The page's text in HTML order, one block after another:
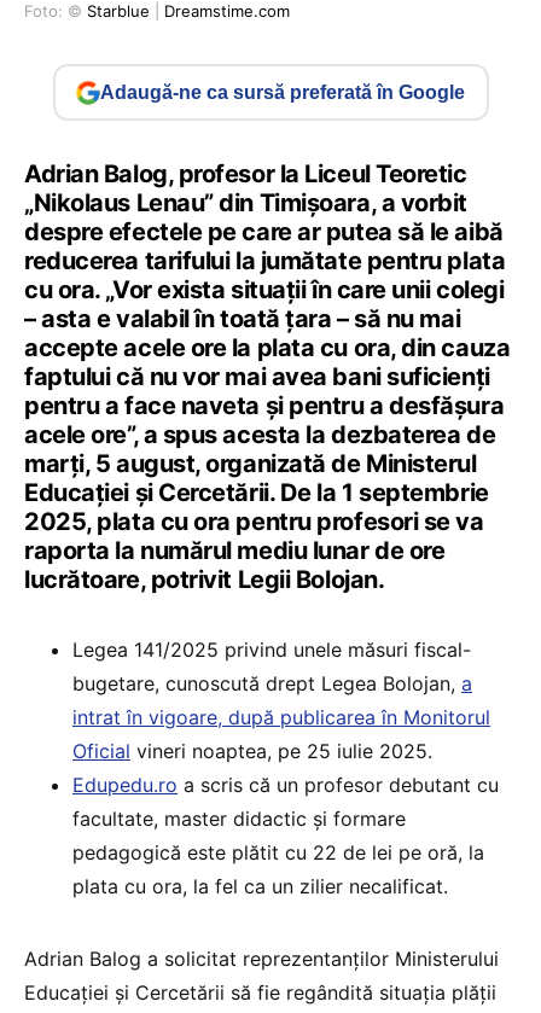
Foto: © Starblue Dreamstime.com
Adaugă-ne ca sursă preferată în Google
Adrian Balog, profesor la Liceul Teoretic
„Nikolaus Lenau” din Timișoara, a vorbit
despre efectele pe care ar putea să le aibă
reducerea tarifului la jumătate pentru plata
cu ora. „Vor exista situații în care unii colegi
– asta e valabil în toată țara – să nu mai
accepte acele ore la plata cu ora, din cauza
faptului că nu vor mai avea bani suficienți
pentru a face naveta și pentru a desfășura
acele ore”, a spus acesta la dezbaterea de
marți, 5 august, organizată de Ministerul
Educației și Cercetării. De la 1 septembrie
2025, plata cu ora pentru profesori se va
raporta la numărul mediu lunar de ore
lucrătoare, potrivit Legii Bolojan.
Legea 141/2025 privind unele măsuri fiscal-
bugetare, cunoscută drept Legea Bolojan, a
intrat în vigoare, după publicarea în Monitorul
Oficial vineri noaptea, pe 25 iulie 2025.
Edupedu.ro a scris că un profesor debutant cu
facultate, master didactic și formare
pedagogică este plătit cu 22 de lei pe oră, la
plata cu ora, la fel ca un zilier necalificat.
Adrian Balog a solicitat reprezentanților Ministerului
Educației și Cercetării să fie regândită situația plății